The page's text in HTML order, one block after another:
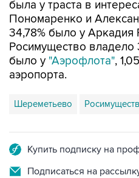
была у траста в
Пономаренко и
34,78% было у Аркадия
Росимущество
было у "Аэрофлота",
аэропорта.
Шереметьево
Купить подписку на
Подписаться на